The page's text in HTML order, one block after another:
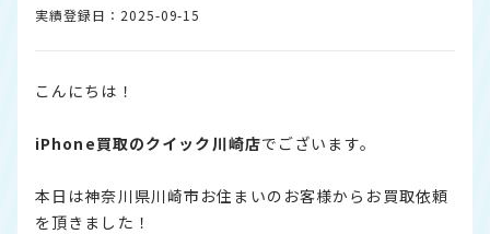
実績登録日：2025-09-15
こんにちは！
iPhone買取のクイック川崎店でございます。
本日は神奈川県川崎市お住まいのお客様からお買取依頼
を頂きました！